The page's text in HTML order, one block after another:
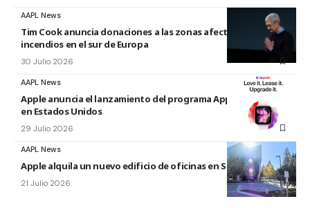
AAPL News
Tim Cook anuncia donaciones a las zonas afectadas por los
incendios en el sur de Europa
30 Julio 2026
AAPL News
Apple anuncia el lanzamiento del programa Apple Upgrade
en Estados Unidos
29 Julio 2026
AAPL News
Apple alquila un nuevo edificio de oficinas en Sunnyvale
21 Julio 2026